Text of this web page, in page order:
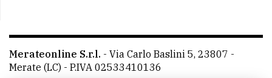
Merateonline S.r.l. - Via Carlo Baslini 5, 23807 -
Merate (LC) - P.IVA 02533410136